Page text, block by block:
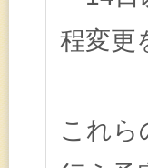
程変更
これら